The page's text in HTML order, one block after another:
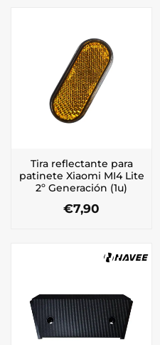
Tira reflectante para
patinete Xiaomi MI4 Lite
2º Generación (1u)
€7,90